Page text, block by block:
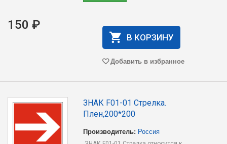
150 ₽
В КОРЗИНУ
Добавить в избранное
ЗНАК F01-01 Стрелка.
Плен,200*200
Производитель: Россия